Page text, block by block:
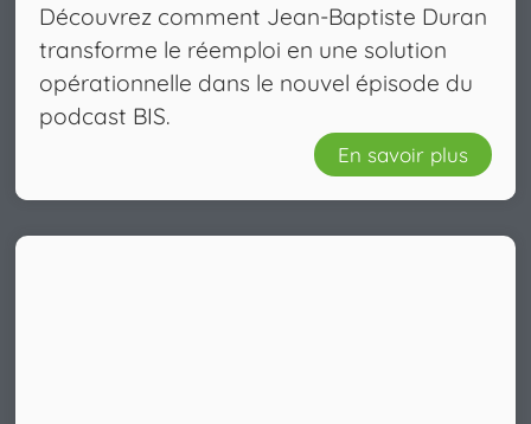
Découvrez comment Jean-Baptiste Duran
transforme le réemploi en une solution
opérationnelle dans le nouvel épisode du
podcast BIS.
En savoir plus